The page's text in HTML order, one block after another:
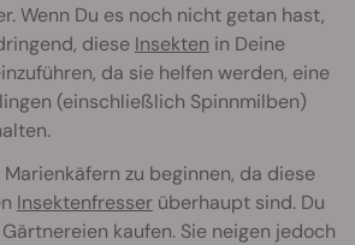
Wenn Du es noch nicht getan hast,
diese Insekten in Deine
da sie helfen werden, eine
(einschließlich Spinnmilben)
zu beginnen, da diese
Insektenfresser überhaupt sind. Du
kaufen. Sie neigen jedoch